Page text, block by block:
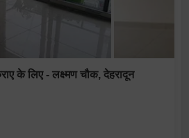
के लिए - लक्ष्मण चौक, देहरादून